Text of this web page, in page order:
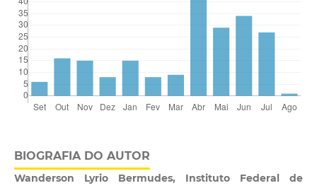
BIOGRAFIA DO AUTOR
Wanderson Lyrio Bermudes, Instituto Federal de